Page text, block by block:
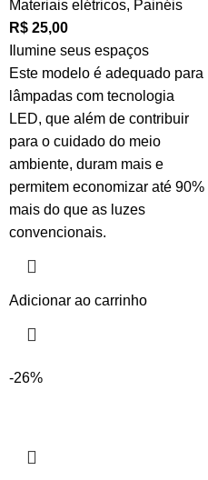
Materiais elétricos, Painéis
R$ 25,00
Ilumine seus espaços
Este modelo é adequado para
lâmpadas com tecnologia
LED, que além de contribuir
para o cuidado do meio
ambiente, duram mais e
permitem economizar até 90%
mais do que as luzes
convencionais.
Adicionar ao carrinho
-26%